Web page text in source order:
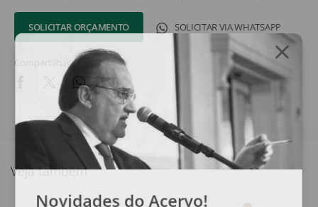
SOLICITAR ORÇAMENTO SOLICITAR VIA WHATSAPP
Compartilhar
Veja também
Novidades do Acervo!